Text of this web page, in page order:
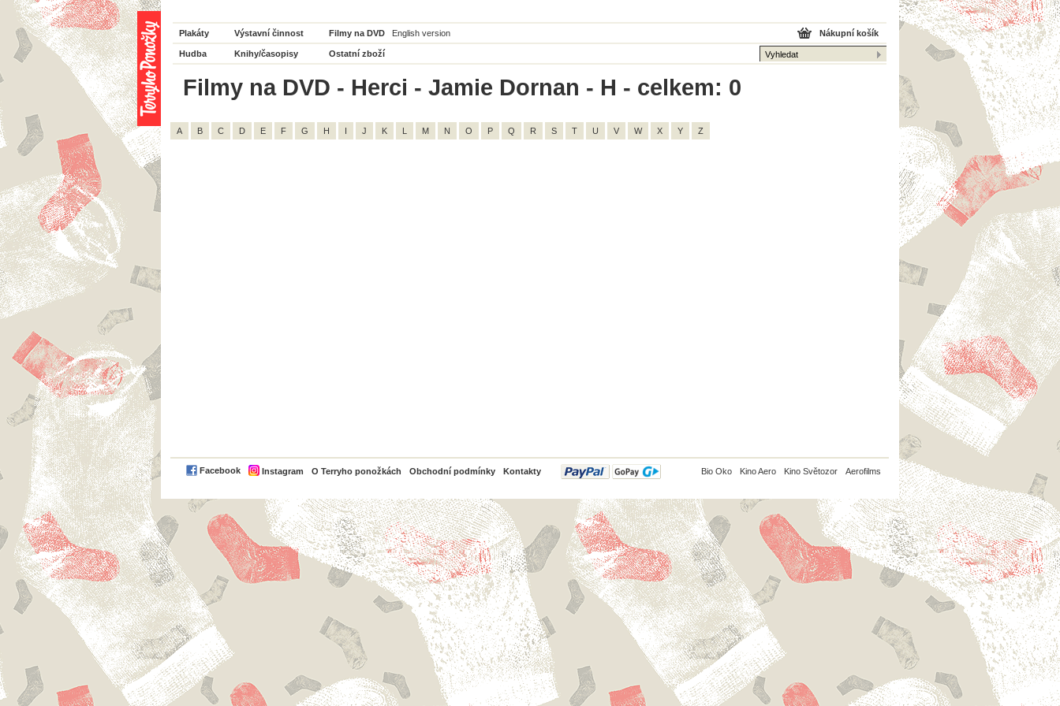
Plakáty Výstavní činnost Filmy na DVD English version
Hudba Knihy/časopisy Ostatní zboží
Nákupní košík
Filmy na DVD - Herci - Jamie Dornan - H - celkem: 0
A B C D E F G H I J K L M N O P Q R S T U V W X Y Z
Facebook Instagram O Terryho ponožkách Obchodní podmínky Kontakty
PayPal Bio Oko Kino Aero Kino Světozor Aerofilms